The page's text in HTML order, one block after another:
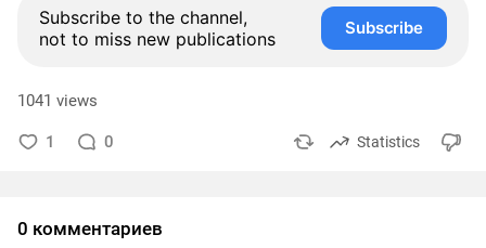
Subscribe to the channel,
not to miss new publications
Subscribe
1041 views
1 0 Statistics
0 комментариев